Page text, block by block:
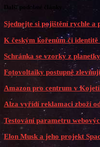
Další podobné články
Sjednejte si pojištění rychle a
K českým kořenům či identitě
Schránka se vzorky z
Fotovoltaiky postupně
Amazon pro centrum v
Alza vyřídí reklamaci zboží
Testování parametru
Elon Musk a jeho projekt